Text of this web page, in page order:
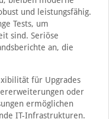
und leistungsfähig.
Tests, um
sind. Seriöse
an, die
für Upgrades
oder
ermöglichen
IT-Infrastrukturen.